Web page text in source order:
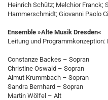
Heinrich Schütz; Melchior Franck;
Hammerschmidt; Giovanni Paolo
Ensemble »Alte Musik Dresden«
Leitung und Programmkonzeption:
Constanze Backes – Sopran
Christine Oswald – Sopran
Almut Krummbach – Sopran
Sandra Bernhard – Sopran
Martin Wölfel – Alt